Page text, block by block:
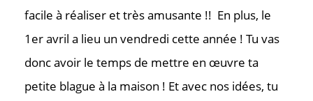
facile à réaliser et très amusante !! En plus, le
1er avril a lieu un vendredi cette année ! Tu vas
donc avoir le temps de mettre en œuvre ta
petite blague à la maison ! Et avec nos idées, tu